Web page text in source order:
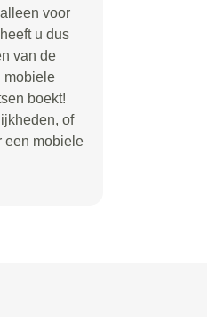
voor
u dus
van de
mobiele
boekt!
of
een mobiele